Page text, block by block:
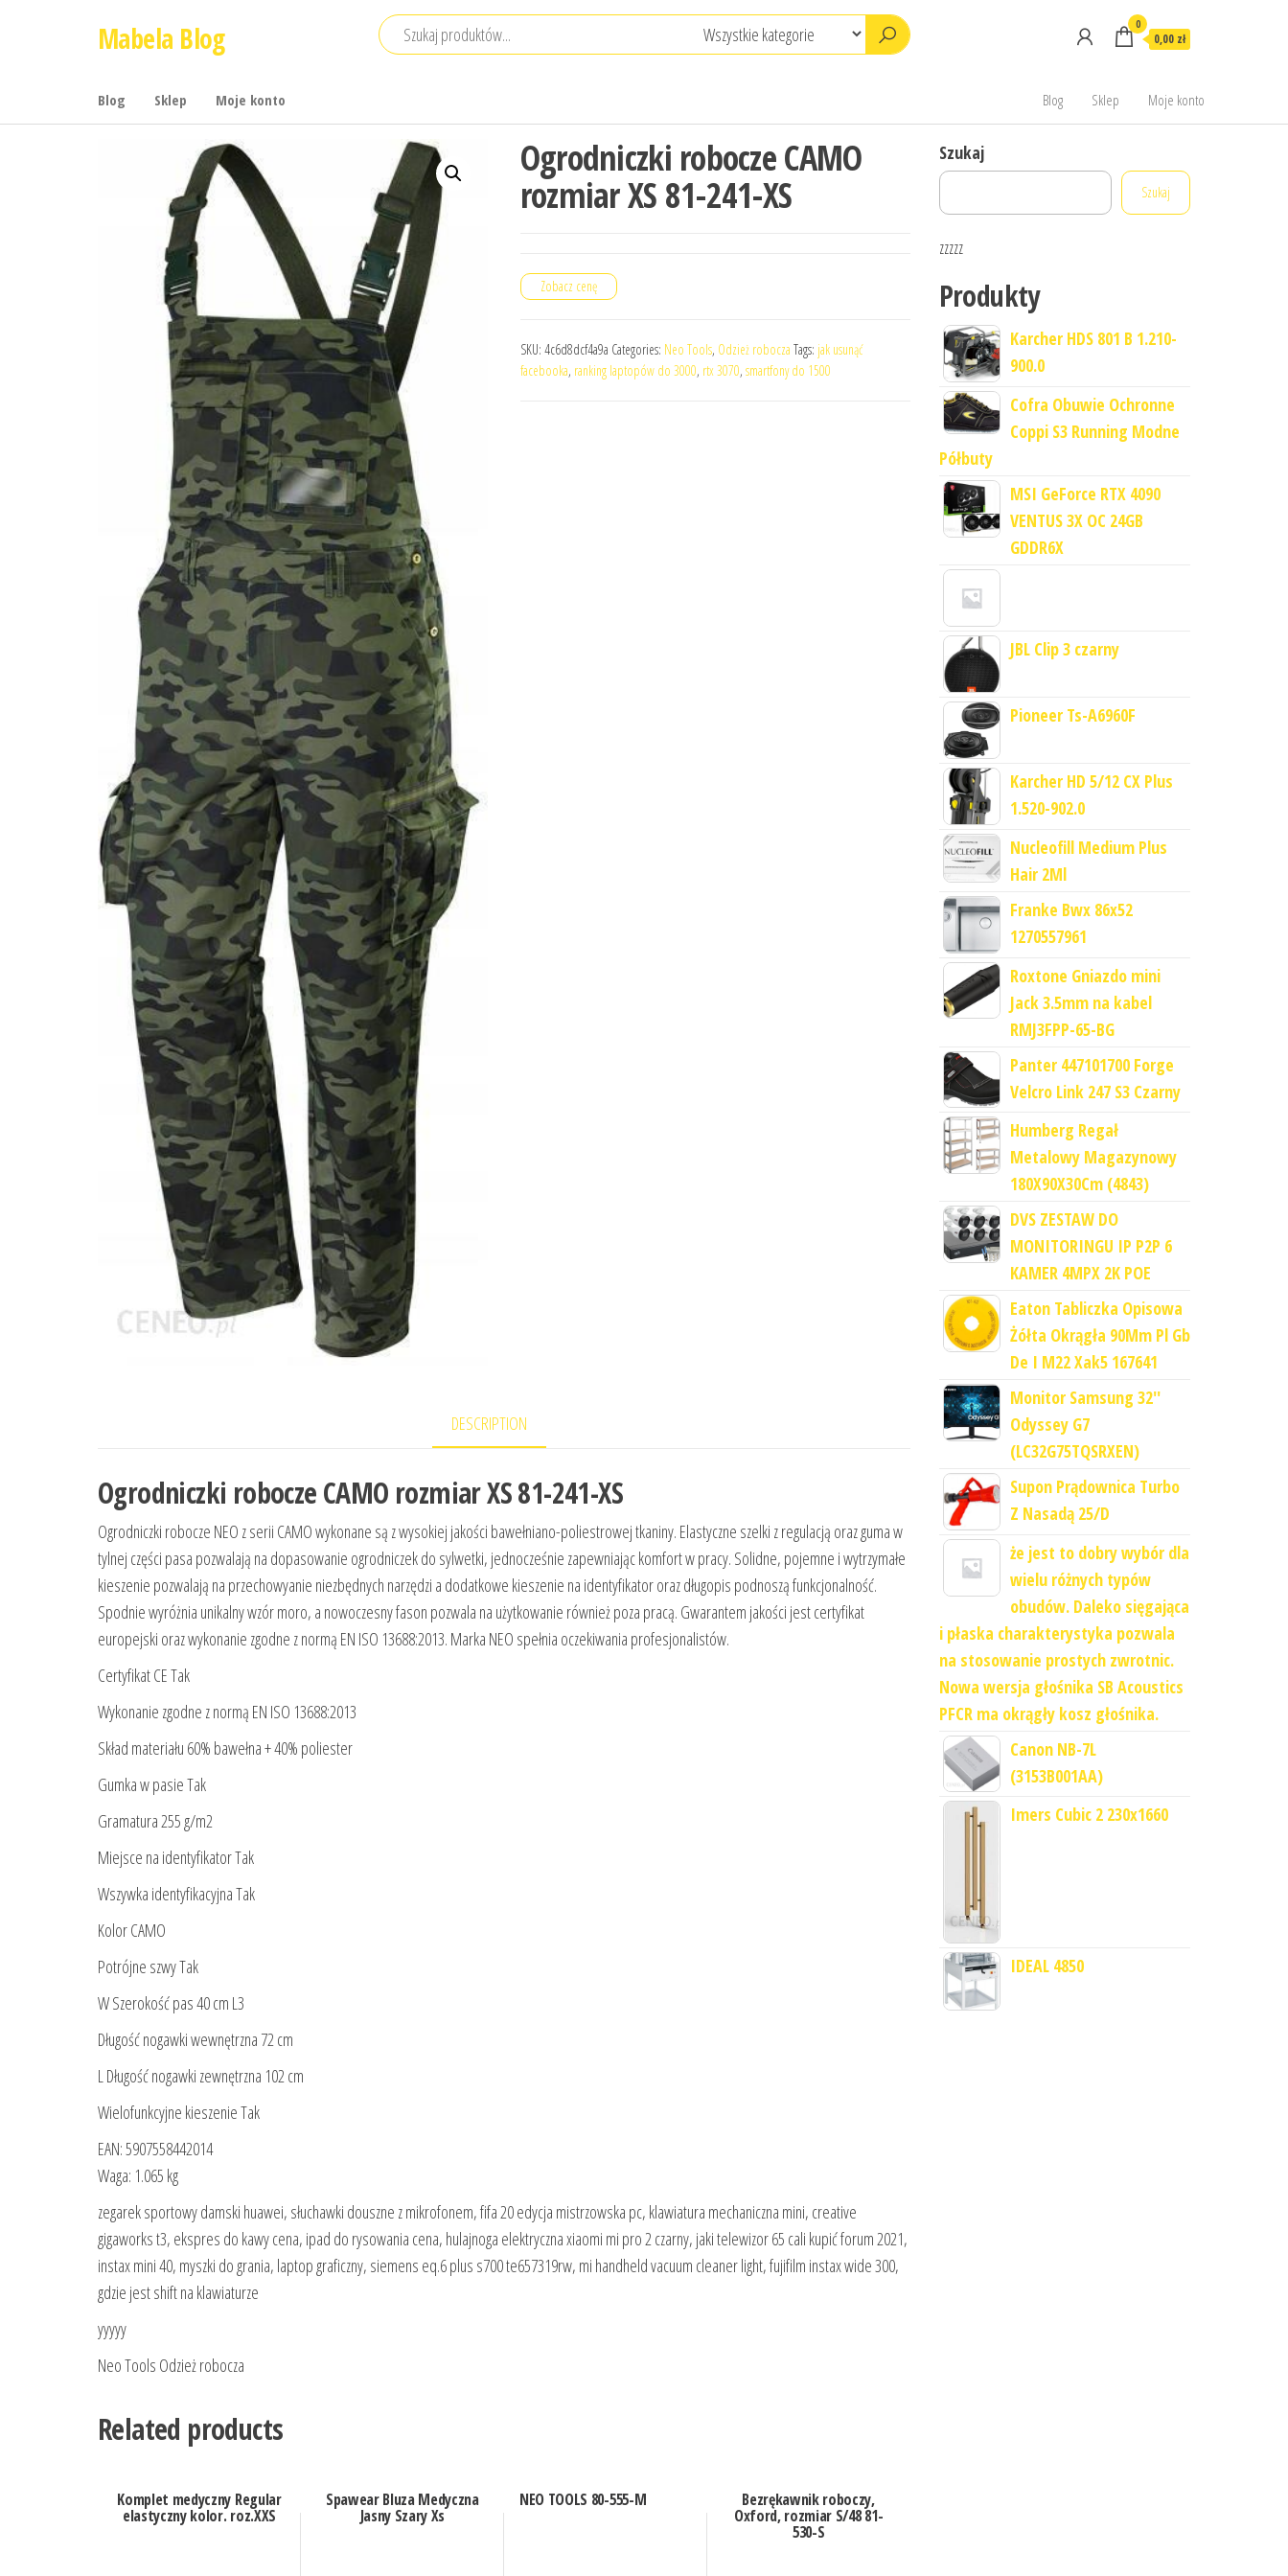
Mabela Blog 0
0,00 zł
Blog Sklep Moje konto Blog Sklep Moje konto
Ogrodniczki robocze CAMO
rozmiar XS 81-241-XS
Zobacz cenę
SKU: 4c6d8dcf4a9a Categories: Neo Tools, Odzież robocza Tags: jak usunąć
facebooka, ranking laptopów do 3000, rtx 3070, smartfony do 1500
DESCRIPTION
Ogrodniczki robocze CAMO rozmiar XS 81-241-XS
Ogrodniczki robocze NEO z serii CAMO wykonane są z wysokiej jakości bawełniano-poliestrowej tkaniny. Elastyczne szelki z regulacją oraz guma w
tylnej części pasa pozwalają na dopasowanie ogrodniczek do sylwetki, jednocześnie zapewniając komfort w pracy. Solidne, pojemne i wytrzymałe
kieszenie pozwalają na przechowyanie niezbędnych narzędzi a dodatkowe kieszenie na identyfikator oraz długopis podnoszą funkcjonalność.
Spodnie wyróżnia unikalny wzór moro, a nowoczesny fason pozwala na użytkowanie również poza pracą. Gwarantem jakości jest certyfikat
europejski oraz wykonanie zgodne z normą EN ISO 13688:2013. Marka NEO spełnia oczekiwania profesjonalistów.
Certyfikat CE Tak
Wykonanie zgodne z normą EN ISO 13688:2013
Skład materiału 60% bawełna + 40% poliester
Gumka w pasie Tak
Gramatura 255 g/m2
Miejsce na identyfikator Tak
Wszywka identyfikacyjna Tak
Kolor CAMO
Potrójne szwy Tak
W Szerokość pas 40 cm L3
Długość nogawki wewnętrzna 72 cm
L Długość nogawki zewnętrzna 102 cm
Wielofunkcyjne kieszenie Tak
EAN: 5907558442014
Waga: 1.065 kg
zegarek sportowy damski huawei, słuchawki douszne z mikrofonem, fifa 20 edycja mistrzowska pc, klawiatura mechaniczna mini, creative
gigaworks t3, ekspres do kawy cena, ipad do rysowania cena, hulajnoga elektryczna xiaomi mi pro 2 czarny, jaki telewizor 65 cali kupić forum 2021,
instax mini 40, myszki do grania, laptop graficzny, siemens eq.6 plus s700 te657319rw, mi handheld vacuum cleaner light, fujifilm instax wide 300,
gdzie jest shift na klawiaturze
yyyyy
Neo Tools Odzież robocza
Related products
Komplet medyczny Regular
elastyczny kolor. roz.XXS
Spawear Bluza Medyczna
Jasny Szary Xs
NEO TOOLS 80-555-M Bezrękawnik roboczy,
Oxford, rozmiar S/48 81-
530-S
Szukaj
Szukaj
zzzzz
Produkty
Karcher HDS 801 B 1.210-
900.0
Cofra Obuwie Ochronne
Coppi S3 Running Modne
Półbuty
MSI GeForce RTX 4090
VENTUS 3X OC 24GB
GDDR6X
JBL Clip 3 czarny
Pioneer Ts-A6960F
Karcher HD 5/12 CX Plus
1.520-902.0
Nucleofill Medium Plus
Hair 2Ml
Franke Bwx 86x52
1270557961
Roxtone Gniazdo mini
Jack 3.5mm na kabel
RMJ3FPP-65-BG
Panter 447101700 Forge
Velcro Link 247 S3 Czarny
Humberg Regał
Metalowy Magazynowy
180X90X30Cm (4843)
DVS ZESTAW DO
MONITORINGU IP P2P 6
KAMER 4MPX 2K POE
Eaton Tabliczka Opisowa
Żółta Okrągła 90Mm Pl Gb
De I M22 Xak5 167641
Monitor Samsung 32''
Odyssey G7
(LC32G75TQSRXEN)
Supon Prądownica Turbo
Z Nasadą 25/D
że jest to dobry wybór dla
wielu różnych typów
obudów. Daleko sięgająca
i płaska charakterystyka pozwala
na stosowanie prostych zwrotnic.
Nowa wersja głośnika SB Acoustics
PFCR ma okrągły kosz głośnika.
Canon NB-7L
(3153B001AA)
Imers Cubic 2 230x1660
IDEAL 4850